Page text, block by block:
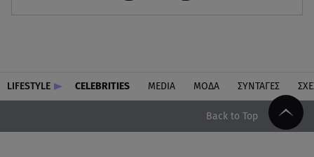
LIFESTYLE CELEBRITIES MEDIA ΜΟΔΑ ΣΥΝΤΑΓΕΣ
Back to Top